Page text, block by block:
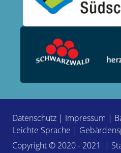
Datenschutz | Impressum |
Leichte Sprache |
Copyright © 2020 - 2021 |